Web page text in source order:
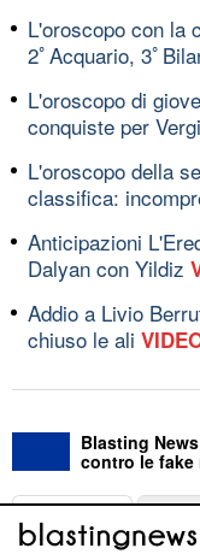
L'oroscopo con la
2ﾟAcquario, 3ﾟ
L'oroscopo di
conquiste per
L'oroscopo della
classifica:
Anticipazioni
Dalyan con Yildiz
Addio a Livio
chiuso le ali
Blasting
contro le fake
ABOUT